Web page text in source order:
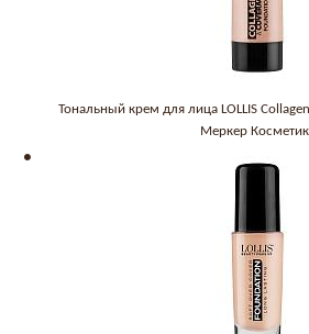
Тональный крем для лица LOLLIS
Меркер